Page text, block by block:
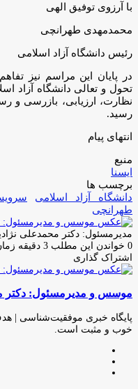
با آرزوی توفیق الهی
محمدمهدی طهرانچی
رئیس دانشگاه آزاد اسلامی
در پایان این مراسم نیز
تحول و تعالی دانشگاه آزاد
نظارت، ارزیابی، بازرسی و
رسید.
انتهای پیام
منبع
ایسنا
برچسب ها
دانشگاه آزاد اسلامی
طهرانچی
مدیرمسئول: دکتر محمدعلی
0 خواندن این مطلب 3 دقیقه زمان میبرد
اشتراک گذاری
فیس
توئیتر
لینکدین
واتس
تلگرام
اشتراک
از
ایمیل
چاپ
موسس و مدیرمسئول: دکتر
پایگاه خبری موفقیت‌شناسی |
خوب و مثبت است.